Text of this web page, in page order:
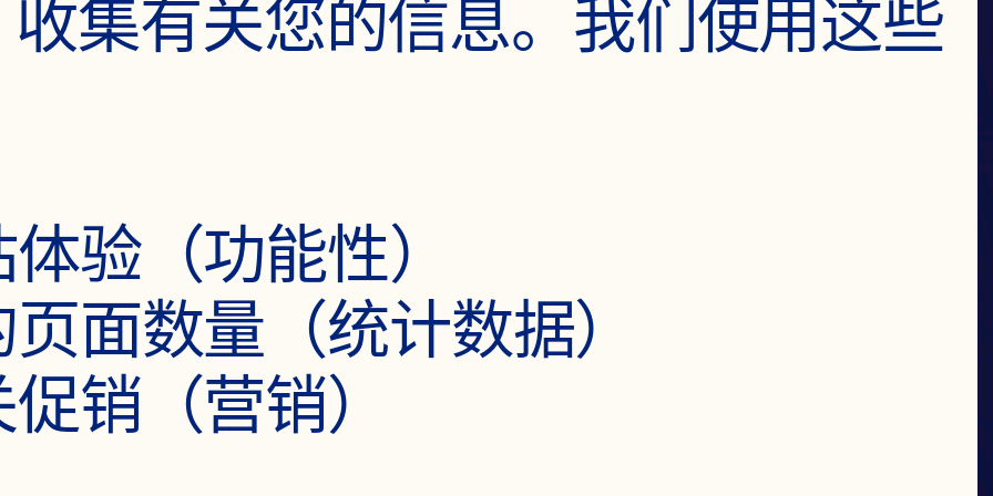
级
越莓
集有关您的信息。我们使用这些
验（功能性）
面数量（统计数据）
销（营销）